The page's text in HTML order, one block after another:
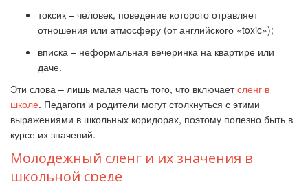
токсик – человек, поведение которого отравляет
отношения или атмосферу (от английского «toxic»);
вписка – неформальная вечеринка на квартире или
даче.
Эти слова – лишь малая часть того, что включаетсленг в
школе. Педагоги и родители могут столкнуться с этими
выражениями в школьных коридорах, поэтому полезно быть в
курсе их значений.
Молодежный сленг и их значения в
школьной среде